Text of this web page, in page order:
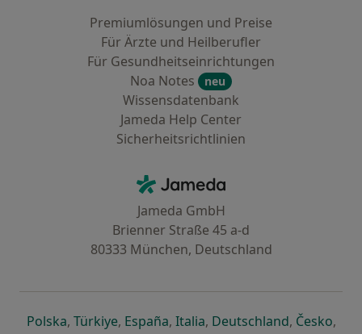
Premiumlösungen und Preise
Für Ärzte und Heilberufler
Für Gesundheitseinrichtungen
Noa Notes
neu
Wissensdatenbank
Jameda Help Center
Sicherheitsrichtlinien
Jameda - Startseite
Jameda GmbH
Brienner Straße 45 a-d
80333 München, Deutschland
Polskaöffnet in einer neuen Registerkarte
, Türkiyeöffnet in einer neuen Registerkarte
, Españaöffnet in einer neuen
, Italiaöffnet in einer neuen
, Deutschlandöffnet in
, Česko,